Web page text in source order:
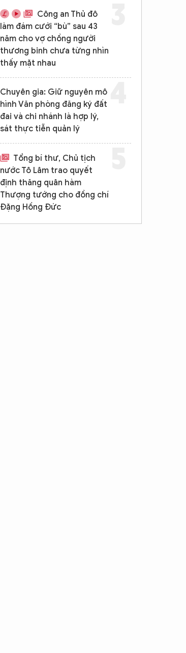
Công an Thủ đô
làm đám cưới “bù” sau 43
năm cho vợ chồng người
thương binh chưa từng nhìn
thấy mặt nhau
Chuyên gia: Giữ nguyên mô
hình Văn phòng đăng ký đất
đai và chi nhánh là hợp lý,
sát thực tiễn quản lý
Tổng bí thư, Chủ tịch
nước Tô Lâm trao quyết
định thăng quân hàm
Thượng tướng cho đồng chí
Đặng Hồng Đức